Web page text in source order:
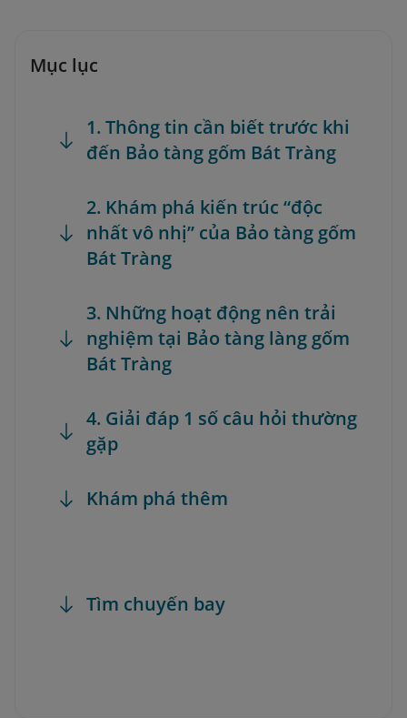
Mục lục
1. Thông tin cần biết trước khi
đến Bảo tàng gốm Bát Tràng
2. Khám phá kiến trúc “độc
nhất vô nhị” của Bảo tàng gốm
Bát Tràng
3. Những hoạt động nên trải
nghiệm tại Bảo tàng làng gốm
Bát Tràng
4. Giải đáp 1 số câu hỏi thường
gặp
Khám phá thêm
Tìm chuyến bay